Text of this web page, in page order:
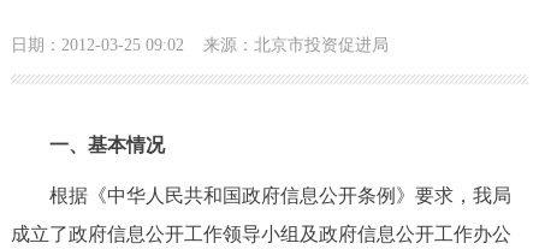
市领导
政策兑现 政策解读 回应关切
日期：2012-03-25 09:02 来源：北京市投资促进局
一、基本情况
根据《中华人民共和国政府信息公开条例》要求，我局
成立了政府信息公开工作领导小组及政府信息公开工作办公